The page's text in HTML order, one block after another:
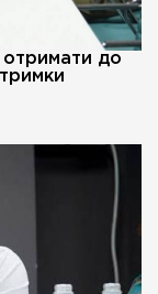
отримати до